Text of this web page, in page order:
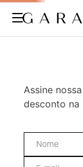
Assine
desconto na